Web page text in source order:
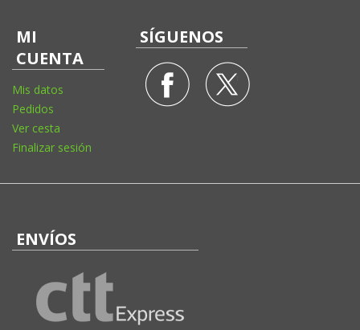
MI
CUENTA
Mis datos
Pedidos
Ver cesta
Finalizar sesión
SÍGUENOS
ENVÍOS